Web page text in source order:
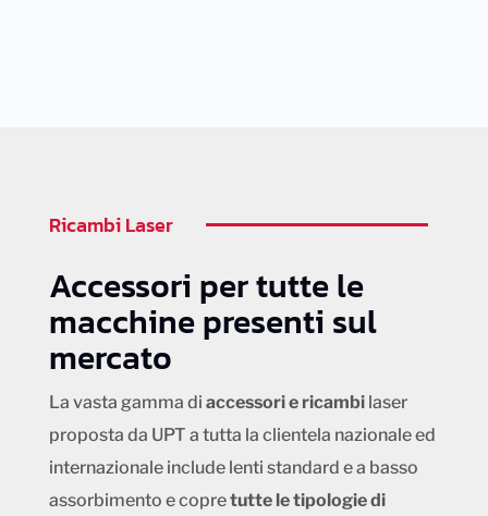
Ricambi Laser
Accessori per tutte le
macchine presenti sul
mercato
La vasta gamma di accessori e ricambilaser
proposta da UPT a tutta la clientela nazionale ed
internazionale include lenti standard e a basso
assorbimento e copretutte le tipologie di